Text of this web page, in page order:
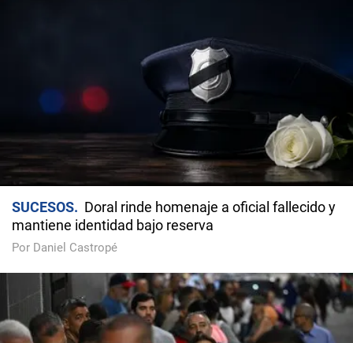
SUCESOS
Doral rinde homenaje a oficial fallecido y
mantiene identidad bajo reserva
Por Daniel Castropé